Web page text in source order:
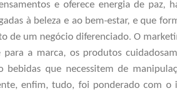
e oferece energia de paz,
à beleza e ao bem-estar, e que
de um negócio diferenciado. O
para a marca, os produtos
bebidas que necessitem de
enfim, tudo, foi ponderado com o